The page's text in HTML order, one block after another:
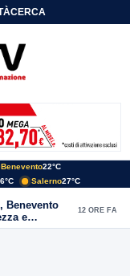
CERCA
Benevento22°C
Salerno27°C
Benevento
e
12 ORE FA